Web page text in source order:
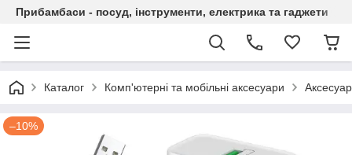
Прибамбаси - посуд, інструменти, електрика та гаджети
Каталог Комп'ютерні та мобільні аксесуари
–10%